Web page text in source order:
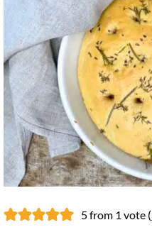
5 from 1 vote (